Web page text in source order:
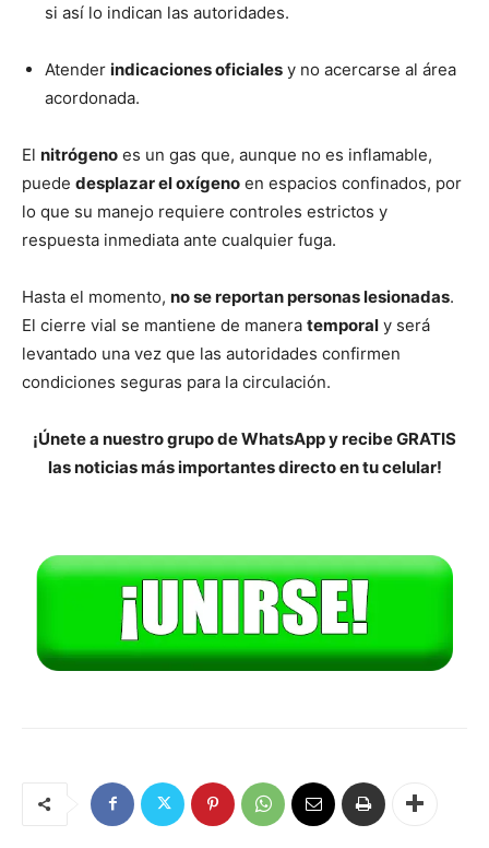
si así lo indican las autoridades.
Atender indicaciones oficiales y no acercarse al área
acordonada.
El nitrógeno es un gas que, aunque no es inflamable,
puede desplazar el oxígeno en espacios confinados, por
lo que su manejo requiere controles estrictos y
respuesta inmediata ante cualquier fuga.
Hasta el momento, no se reportan personas lesionadas.
El cierre vial se mantiene de manera temporal y será
levantado una vez que las autoridades confirmen
condiciones seguras para la circulación.
¡Únete a nuestro grupo de WhatsApp y recibe GRATIS
las noticias más importantes directo en tu celular!